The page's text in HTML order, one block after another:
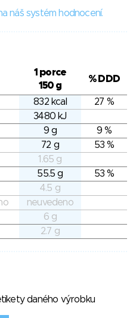
náš systém hodnocení.
1 porce
150 g
% DDD
832 kcal
27 %
3480 kJ
9 g
9 %
72 g
53 %
1.65 g
55.5 g
53 %
4.5 g
neuvedeno
6 g
2.7 g
daného výrobku